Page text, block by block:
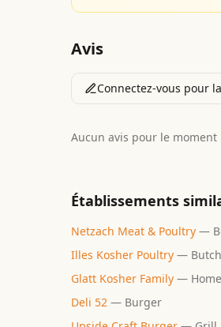
Avis
Connectez-vous pour
Aucun avis pour le moment
Établissements
Netzach Meat & Poultry —
Illes Kosher Poultry —
Glatt Kosher Family —
Deli 52 — Burger